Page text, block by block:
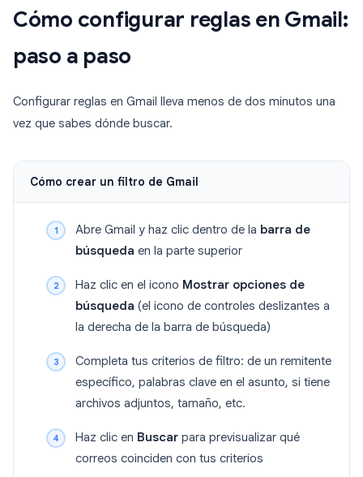
Cómo configurar reglas en Gmail:
paso a paso
Configurar reglas en Gmail lleva menos de dos minutos una
vez que sabes dónde buscar.
Cómo crear un filtro de Gmail
Abre Gmail y haz clic dentro de la barra de
búsqueda en la parte superior
Haz clic en el icono Mostrar opciones de
búsqueda (el icono de controles deslizantes a
la derecha de la barra de búsqueda)
Completa tus criterios de filtro: de un remitente
específico, palabras clave en el asunto, si tiene
archivos adjuntos, tamaño, etc.
Haz clic en Buscar para previsualizar qué
correos coinciden con tus criterios